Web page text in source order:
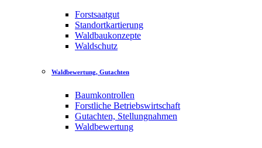
Forstsaatgut
Standortkartierung
Waldbaukonzepte
Waldschutz
Waldbewertung, Gutachten
Baumkontrollen
Forstliche Betriebswirtschaft
Gutachten, Stellungnahmen
Waldbewertung